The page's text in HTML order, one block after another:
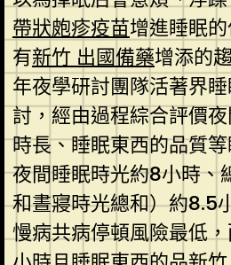
帶狀皰疹疫苗增進睡眠
有新竹 出國備藥增添的
年夜學研討團隊活著界
討，經由過程綜合評價
時長、睡眠東西的品質
夜間睡眠時光約8小時、
和晝寢時光總和）約8.5
慢病共病停頓風險最低